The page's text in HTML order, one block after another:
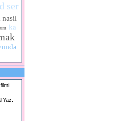
ser
nasil
ka
Yaz.